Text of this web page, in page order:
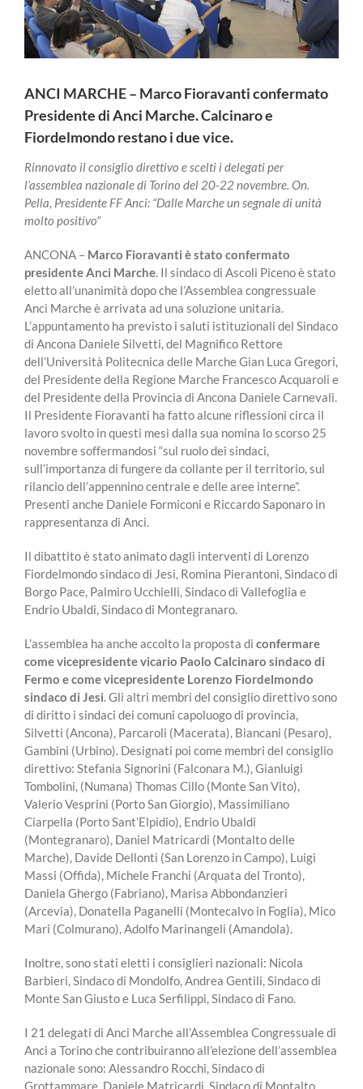
ANCI MARCHE – Marco Fioravanti confermato
Presidente di Anci Marche. Calcinaro e
Fiordelmondo restano i due vice.
Rinnovato il consiglio direttivo e scelti i delegati per
l’assemblea nazionale di Torino del 20-22 novembre. On.
Pella, Presidente FF Anci: “Dalle Marche un segnale di unità
molto positivo”
ANCONA – Marco Fioravanti è stato confermato
presidente Anci Marche. Il sindaco di Ascoli Piceno è stato
eletto all’unanimità dopo che l’Assemblea congressuale
Anci Marche è arrivata ad una soluzione unitaria.
L’appuntamento ha previsto i saluti istituzionali del Sindaco
di Ancona Daniele Silvetti, del Magnifico Rettore
dell’Università Politecnica delle Marche Gian Luca Gregori,
del Presidente della Regione Marche Francesco Acquaroli e
del Presidente della Provincia di Ancona Daniele Carnevali.
Il Presidente Fioravanti ha fatto alcune riflessioni circa il
lavoro svolto in questi mesi dalla sua nomina lo scorso 25
novembre soffermandosi “sul ruolo dei sindaci,
sull’importanza di fungere da collante per il territorio, sul
rilancio dell’appennino centrale e delle aree interne”.
Presenti anche Daniele Formiconi e Riccardo Saponaro in
rappresentanza di Anci.
Il dibattito è stato animato dagli interventi di Lorenzo
Fiordelmondo sindaco di Jesi, Romina Pierantoni, Sindaco di
Borgo Pace, Palmiro Ucchielli, Sindaco di Vallefoglia e
Endrio Ubaldi, Sindaco di Montegranaro.
L’assemblea ha anche accolto la proposta di confermare
come vicepresidente vicario Paolo Calcinaro sindaco di
Fermo e come vicepresidente Lorenzo Fiordelmondo
sindaco di Jesi. Gli altri membri del consiglio direttivo sono
di diritto i sindaci dei comuni capoluogo di provincia,
Silvetti (Ancona), Parcaroli (Macerata), Biancani (Pesaro),
Gambini (Urbino). Designati poi come membri del consiglio
direttivo: Stefania Signorini (Falconara M.), Gianluigi
Tombolini, (Numana) Thomas Cillo (Monte San Vito),
Valerio Vesprini (Porto San Giorgio), Massimiliano
Ciarpella (Porto Sant’Elpidio), Endrio Ubaldi
(Montegranaro), Daniel Matricardi (Montalto delle
Marche), Davide Dellonti (San Lorenzo in Campo), Luigi
Massi (Offida), Michele Franchi (Arquata del Tronto),
Daniela Ghergo (Fabriano), Marisa Abbondanzieri
(Arcevia), Donatella Paganelli (Montecalvo in Foglia), Mico
Mari (Colmurano), Adolfo Marinangeli (Amandola).
Inoltre, sono stati eletti i consiglieri nazionali: Nicola
Barbieri, Sindaco di Mondolfo, Andrea Gentili, Sindaco di
Monte San Giusto e Luca Serfilippi, Sindaco di Fano.
I 21 delegati di Anci Marche all’Assemblea Congressuale di
Anci a Torino che contribuiranno all’elezione dell’assemblea
nazionale sono: Alessandro Rocchi, Sindaco di
Grottammare, Daniele Matricardi, Sindaco di Montalto